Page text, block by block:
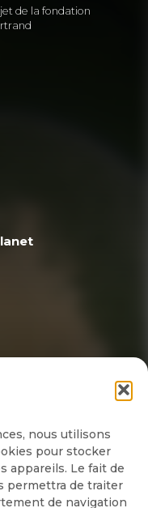
nous utilisons
pour stocker
appareils. Le fait de
permettra de traiter
de navigation
de la fondation